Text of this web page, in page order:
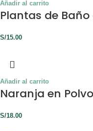
Añadir al carrito
Plantas de
S/15.00
Añadir al carrito
Naranja en
S/18.00